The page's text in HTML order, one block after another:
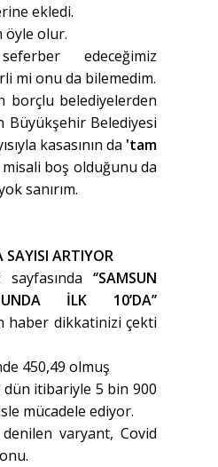
ekledi.
öyle olur.
edeceğimiz
mi onu da bilemedim.
borçlu belediyelerden
Büyükşehir Belediyesi
kasasının da 'tam
misali boş olduğunu da
sanırım.
SAYISI ARTIYOR
‘’SAMSUN
İLK 10’DA’’
haber dikkatinizi çekti
450,49 olmuş
itibariyle 5 bin 900
mücadele ediyor.
denilen varyant, Covid